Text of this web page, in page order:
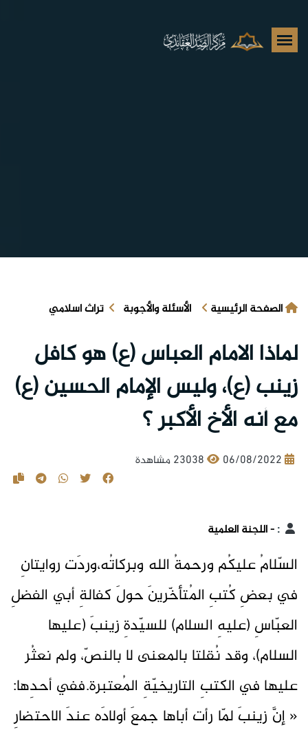
الصفحة الرئيسية الأسئلة والأجوبة تراث اسلامي
لماذا الامام العباس (ع) هو كافل
زينب (ع)، وليس الإمام الحسين (ع)
مع أنه الأخ الأكبر ؟
06/08/2022 23038 مشاهدة
:- اللجنة العلمية
السّلامُ عليكُم ورحمةُ الله وبركاتُه،وردَت روايتانِ
في بعضِ كُتبِ المُتأخّرينَ حولَ كفالةِ أبي الفضلِ
العبّاسِ (عليهِ السلام) للسيّدةِ زينبَ (عليها
السلام)، وقد نُقلتا بالمعنى لا بالنصّ، ولم نعثُر
عليها في الكتبِ التاريخيّةِ المُعتبرة.ففي أحدِها:
« إنَّ زينبَ لمّا رأت أباها جمعَ أولادَه عندَ الاحتضارِ